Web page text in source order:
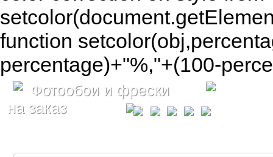
function
percentage)+"%,"+(100-
Фотообои и фрески
на заказ